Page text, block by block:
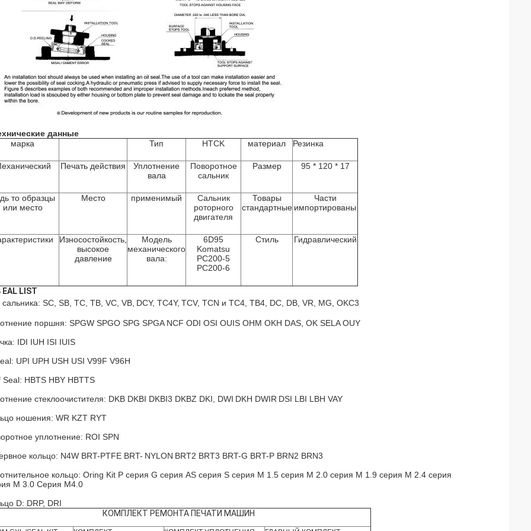
данные
марка
Тип HTCK материал Резинка
Печать действия
Уплотнение
вала
Поворотное
сальник
Размер 95 * 120 * 17
то образцы
или место
Место применимый
Сальник
роторного
двигателя
Товары
стандартные
Части
импортированы
Износостойкость,
высокое
давление
Модель
механического
вала:
6D95
Komatsu
PC200-5
PC200-6
Стиль Гидравлический
EAL LIST
SC, SB, TC, TB, VC, VB, DCY, TC4Y, TCV, TCN и TC4, TB4, DC, DB, VR, MG, OKC3
поршня: SPGW SPGO SPG SPGA NCF ODI OSI OUIS OHM OKH DAS, OK SELA OUY
IDI IUH ISI IUIS
UPI UPH USH USI V99F V96H
Seal: HBTS HBY HBTTS
стеклоочистителя: DKB DKBI DKBI3 DKBZ DKI, DWI DKH DWIR DSI LBI LBH VAY
ношения: WR KZT RYT
уплотнение: ROI SPN
кольцо: N4W BRT-PTFE BRT- NYLON BRT2 BRT3 BRT-G BRT-P BRN2 BRN3
кольцо: Oring Kit P серия G серия AS серия S серия M 1.5 серия M 2.0 серия M 1.9 серия M 2.4 серия
M 3.0 Серия M4.0
D: DRP, DRI
КОМПЛЕКТ РЕМОНТА ПЕЧАТИ МАШИН